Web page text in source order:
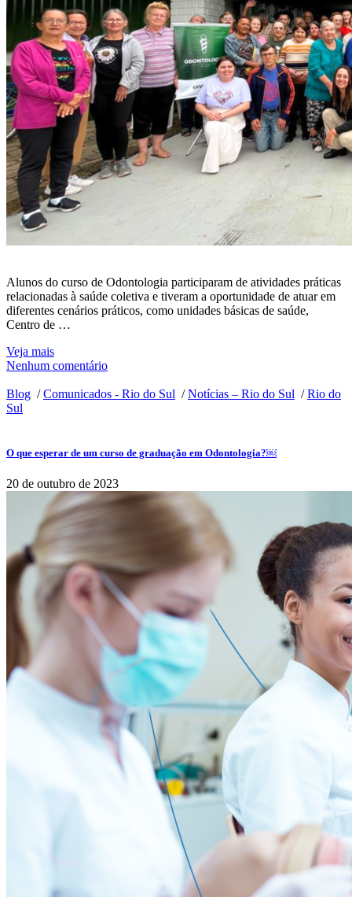
Alunos do curso de Odontologia participaram de atividades práticas
relacionadas à saúde coletiva e tiveram a oportunidade de atuar em
diferentes cenários práticos, como unidades básicas de saúde,
Centro de …
Veja mais
Nenhum comentário
Blog /Comunicados - Rio do Sul /Notícias – Rio do Sul /Rio do
Sul
O que esperar de um curso de graduação em Odontologia?￼
20 de outubro de 2023